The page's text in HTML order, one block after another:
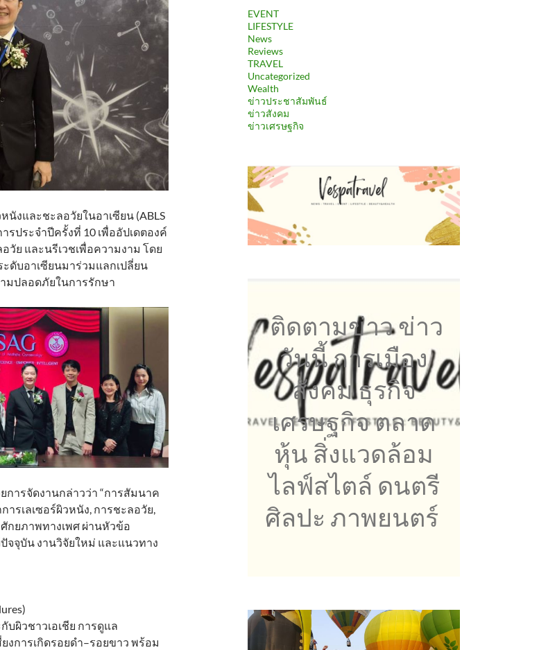
นังและชะลอวัยในอาเซียน (ABLS
รประจำปีครั้งที่ 10 เพื่ออัปเดตองค์
วัย และนรีเวชเพื่อความงาม โดย
ดับอาเซียนมาร่วมแลกเปลี่ยน
มปลอดภัยในการรักษา
ารจัดงานกล่าวว่า “การสัมนาค
ารเลเซอร์ผิวหนัง, การชะลอวัย,
กยภาพทางเพศ ผ่านหัวข้อ
จุบัน งานวิจัยใหม่ และแนวทาง
บผิวชาวเอเชีย การดูแล
งการเกิดรอยดำ–รอยขาว พร้อม
EVENT
LIFESTYLE
News
Reviews
TRAVEL
Uncategorized
Wealth
ข่าวประชาสัมพันธ์
ข่าวสังคม
ข่าวเศรษฐกิจ
ติดตามข่าว ข่าว
วันนี้ การเมือง
สังคม ธุรกิจ
เศรษฐกิจ ตลาด
หุ้น สิ่งแวดล้อม
ไลฟ์สไตล์ ดนตรี
ศิลปะ ภาพยนตร์